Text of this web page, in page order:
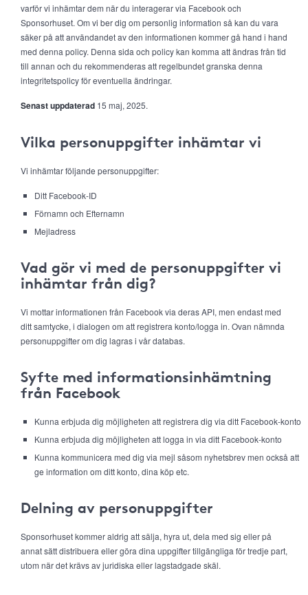
varför vi inhämtar dem när du interagerar via Facebook och
Sponsorhuset. Om vi ber dig om personlig information så kan du vara
säker på att användandet av den informationen kommer gå hand i hand
med denna policy. Denna sida och policy kan komma att ändras från tid
till annan och du rekommenderas att regelbundet granska denna
integritetspolicy för eventuella ändringar.
Senast uppdaterad 15 maj, 2025.
Vilka personuppgifter inhämtar vi
Vi inhämtar följande personuppgifter:
Ditt Facebook-ID
Förnamn och Efternamn
Mejladress
Vad gör vi med de personuppgifter vi
inhämtar från dig?
Vi mottar informationen från Facebook via deras API, men endast med
ditt samtycke, i dialogen om att registrera konto/logga in. Ovan nämnda
personuppgifter om dig lagras i vår databas.
Syfte med informationsinhämtning
från Facebook
Kunna erbjuda dig möjligheten att registrera dig via ditt Facebook-konto
Kunna erbjuda dig möjligheten att logga in via ditt Facebook-konto
Kunna kommunicera med dig via mejl såsom nyhetsbrev men också att
ge information om ditt konto, dina köp etc.
Delning av personuppgifter
Sponsorhuset kommer aldrig att sälja, hyra ut, dela med sig eller på
annat sätt distribuera eller göra dina uppgifter tillgängliga för tredje part,
utom när det krävs av juridiska eller lagstadgade skäl.